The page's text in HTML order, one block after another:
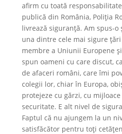
afirm cu toată
publică din România, Poliția
livrează siguranță. Am spus-o
una dintre cele mai sigure
membre a Uniunii Europene
spun oameni cu care discut,
de afaceri români, care îmi
colegii lor, chiar în Europa,
protejeze cu gărzi, cu
securitate. E alt nivel de
Faptul că nu ajungem la un
satisfăcător pentru toți